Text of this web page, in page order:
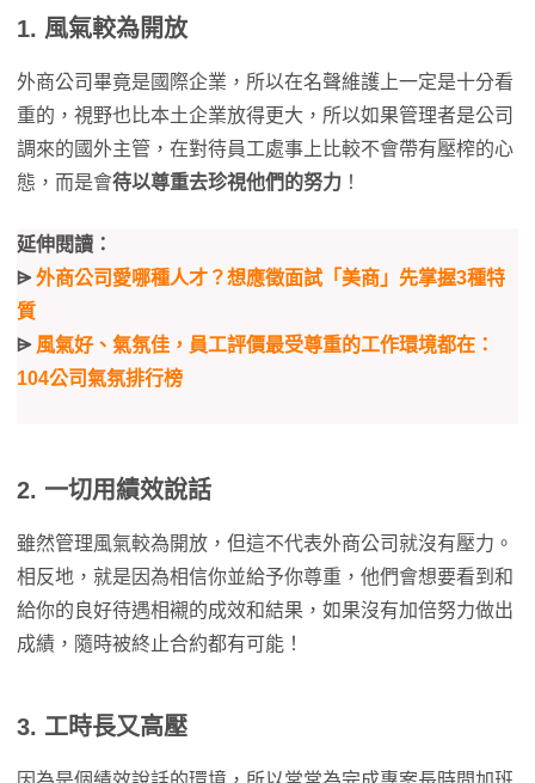
1. 風氣較為開放
外商公司畢竟是國際企業，所以在名聲維護上一定是十分看
重的，視野也比本土企業放得更大，所以如果管理者是公司
調來的國外主管，在對待員工處事上比較不會帶有壓榨的心
態，而是會待以尊重去珍視他們的努力 ！
延伸閱讀：
⩥外商公司愛哪種人才？想應徵面試「美商」先掌握3種特
質
⩥ 風氣好、氣氛佳，員工評價最受尊重的工作環境都在：
104公司氣氛排行榜
2. 一切用績效說話
雖然管理風氣較為開放，但這不代表外商公司就沒有壓力。
相反地，就是因為相信你並給予你尊重，他們會想要看到和
給你的良好待遇相襯的成效和結果，如果沒有加倍努力做出
成績，隨時被終止合約都有可能！
3. 工時長又高壓